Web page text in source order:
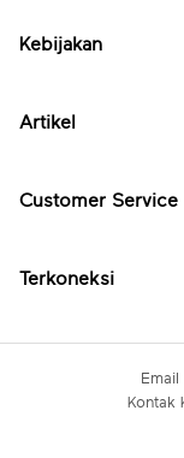
Kebijakan
Artikel
Customer Service
Terkoneksi
Email
Kontak